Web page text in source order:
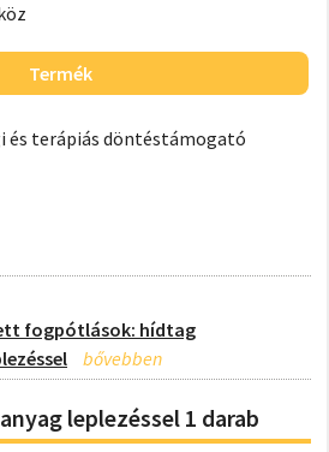
Termék
és terápiás döntéstámogató
fogpótlások: hídtag
leplezéssel 1 darab